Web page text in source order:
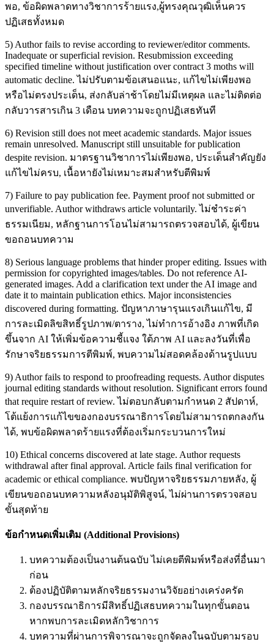
พอ, ข้อผิดพลาดทางวิชาการร้ายแรง,ผู้ทรงคุณวุฒิเห็นควร
ปฏิเสธทั้งหมด
5) Author fails to revise according to reviewer/editor comments.
Inadequate or superficial revision. Resubmission exceeding
specified timeline without justification over contract 3 moths will
automatic decline. ไม่ปรับตามข้อเสนอแนะ, แก้ไขไม่เพียงพอ
หรือไม่ตรงประเด็น, ส่งกลับล่าช้าโดยไม่มีเหตุผล และไม่ติดต่อ
กลับวารสารเกิน 3 เดือน บทความจะถูกปฏิเสธทันที
6) Revision still does not meet academic standards. Major issues
remain unresolved. Manuscript still unsuitable for publication
despite revision. มาตรฐานวิชาการไม่เพียงพอ, ประเด็นสำคัญยัง
แก้ไขไม่ครบ, เนื้อหายังไม่เหมาะสมสำหรับตีพิมพ์
7) Failure to pay publication fee. Payment proof not submitted or
unverifiable. Author withdraws article voluntarily. ไม่ชำระค่า
ธรรมเนียม, หลักฐานการโอนไม่สามารถตรวจสอบได้, ผู้เขียน
ขอถอนบทความ
8) Serious language problems that hinder proper editing. Issues with
permission for copyrighted images/tables. Do not reference AI-
generated images. Add a clarification text under the AI image and
date it to maintain publication ethics. Major inconsistencies
discovered during formatting. ปัญหาภาษารุนแรงเกินแก้ไข, มี
การละเมิดลิขสิทธิ์รูปภาพ/ตาราง, ไม่ทำการอ้างอิง ภาพที่เกิด
ขึ้นจาก AI ให้เพิ่มข้อความชี้แจง ใต้ภาพ AI และลงวันที่เพื่อ
รักษาจริยธรรมการตีพิมพ์, พบความไม่สอดคล้องด้านรูปแบบ
9) Author fails to respond to proofreading requests. Author disputes
journal editing standards without resolution. Significant errors found
that require restart of review. ไม่ตอบกลับตามกำหนด 2 สัปดาห์,
โต้แย้งการแก้ไขของกองบรรณาธิการโดยไม่สามารถตกลงกัน
ได้, พบข้อผิดพลาดร้ายแรงที่ต้องเริ่มกระบวนการใหม่
10) Ethical concerns discovered at late stage. Author requests
withdrawal after final approval. Article fails final verification for
academic or ethical compliance. พบปัญหาจริยธรรมภายหลัง, ผู้
เขียนขอถอนบทความหลังอนุมัติพิสูจน์, ไม่ผ่านการตรวจสอบ
ขั้นสุดท้าย
ข้อกำหนดเพิ่มเติม (Additional Provisions)
บทความต้องเป็นงานต้นฉบับ ไม่เคยตีพิมพ์หรือส่งที่อื่นมา
ก่อน
ต้องปฏิบัติตามหลักจริยธรรมงานวิจัยอย่างเคร่งครัด
กองบรรณาธิการมีสิทธิ์ปฏิเสธบทความในทุกขั้นตอน
หากพบการละเมิดหลักวิชาการ
บทความที่ผ่านการพิจารณาจะถูกจัดลงในฉบับตามรอบ